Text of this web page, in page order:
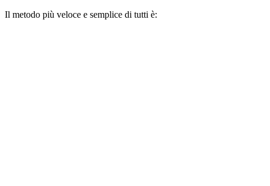
Il metodo più veloce e semplice di tutti è: